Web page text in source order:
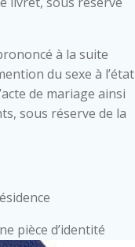
à la suite
du sexe à l’état
de mariage ainsi
sous réserve de la
pièce d’identité